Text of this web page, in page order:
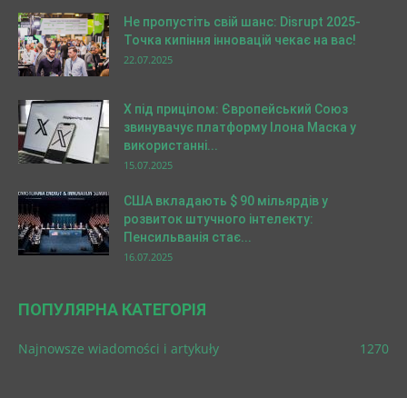
Не пропустіть свій шанс: Disrupt 2025-
Точка кипіння інновацій чекає на вас!
22.07.2025
X під прицілом: Європейський Союз
звинувачує платформу Ілона Маска у
використанні...
15.07.2025
США вкладають $ 90 мільярдів у
розвиток штучного інтелекту:
Пенсильванія стає...
16.07.2025
ПОПУЛЯРНА КАТЕГОРІЯ
Najnowsze wiadomości i artykuły 1270